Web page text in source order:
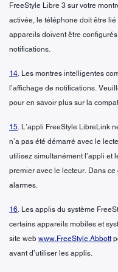
FreeStyle Libre 3 sur votre
activée, le téléphone doit être
appareils doivent être
notifications.
14. Les montres intelligentes
l’affichage de notifications.
pour en savoir plus sur la
15. L’appli FreeStyle LibreLink
n’a pas été démarré avec le
utilisez simultanément l’appli et
premier avec le lecteur. Dans
alarmes.
16. Les applis du système
certains appareils mobiles et
site web www.FreeStyle.Abbott
avant d’utiliser les applis.